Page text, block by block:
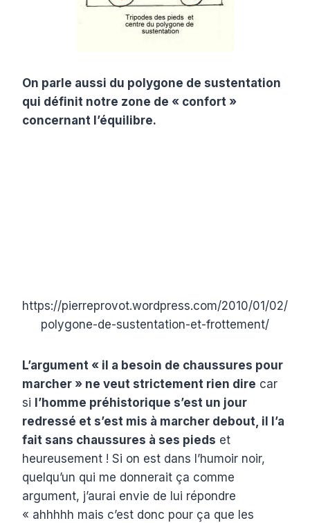
On parle aussi du polygone de sustentation
qui définit notre zone de « confort »
concernant l’équilibre.
https://pierreprovot.wordpress.com/2010/01/02/
polygone-de-sustentation-et-frottement/
L’argument « il a besoin de chaussures pour
marcher » ne veut strictement rien dire car
si l’homme préhistorique s’est un jour
redressé et s’est mis à marcher debout, il l’a
fait sans chaussures à ses pieds et
heureusement ! Si on est dans l’humoir noir,
quelqu’un qui me donnerait ça comme
argument, j’aurai envie de lui répondre
« ahhhhh mais c’est donc pour ça que les